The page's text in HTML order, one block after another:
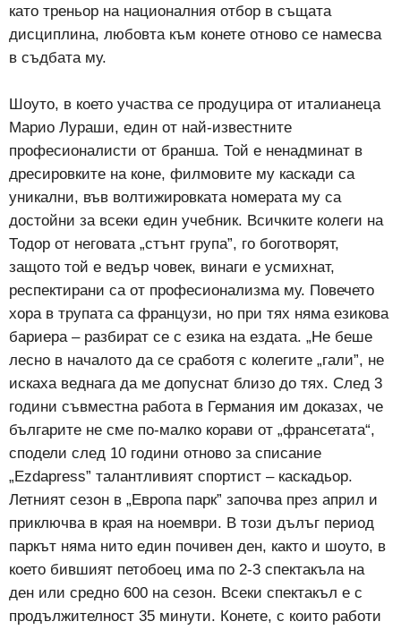
като треньор на националния отбор в същата
дисциплина, любовта към конете отново се намесва
в съдбата му.
Шоуто, в което участва се продуцира от италианеца
Марио Лураши, един от най-известните
професионалисти от бранша. Той е ненадминат в
дресировките на коне, филмовите му каскади са
уникални, във волтижировката номерата му са
достойни за всеки един учебник. Всичките колеги на
Тодор от неговата „стънт група”, го боготворят,
защото той е ведър човек, винаги е усмихнат,
респектирани са от професионализма му. Повечето
хора в трупата са французи, но при тях няма езикова
бариера – разбират се с езика на ездата. „Не беше
лесно в началото да се сработя с колегите „гали”, не
искаха веднага да ме допуснат близо до тях. След 3
години съвместна работа в Германия им доказах, че
българите не сме по-малко корави от „франсетата“,
сподели след 10 години отново за списание
„Ezdapress” талантливият спортист – каскадьор.
Летният сезон в „Европа парк” започва през април и
приключва в края на ноември. В този дълъг период
паркът няма нито един почивен ден, както и шоуто, в
което бившият петобоец има по 2-3 спектакъла на
ден или средно 600 на сезон. Всеки спектакъл е с
продължителност 35 минути. Конете, с които работи